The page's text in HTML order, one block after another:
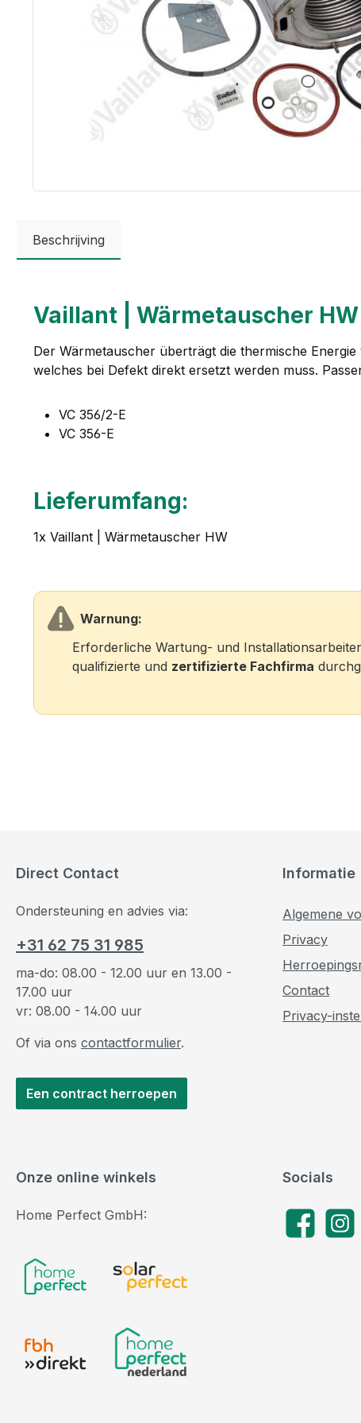
Beschrijving
Vaillant | Wärmetauscher HW
Der Wärmetauscher überträgt die thermische
welches bei Defekt direkt ersetzt werden muss.
VC 356/2-E
VC 356-E
Lieferumfang:
1x Vaillant | Wärmetauscher HW
Warnung:
Erforderliche Wartung- und
qualifizierte und zertifizierte Fachfirma
Direct Contact
Ondersteuning en advies via:
+31 62 75 31 985
ma-do: 08.00 - 12.00 uur en 13.00 -
17.00 uur
vr: 08.00 - 14.00 uur
Of via ons contactformulier.
Een contract herroepen
Informatie
Algemene
Privacy
Contact
Privacy-
Socials
Facebook
Onze online winkels
Home Perfect GmbH: